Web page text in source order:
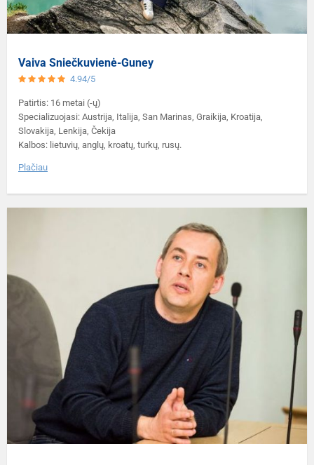
Vaiva Sniečkuvienė-Guney
4.94/5
Patirtis: 16 metai (-ų)
Specializuojasi: Austrija, Italija, San Marinas, Graikija, Kroatija,
Slovakija, Lenkija, Čekija
Kalbos: lietuvių, anglų, kroatų, turkų, rusų.
Plačiau